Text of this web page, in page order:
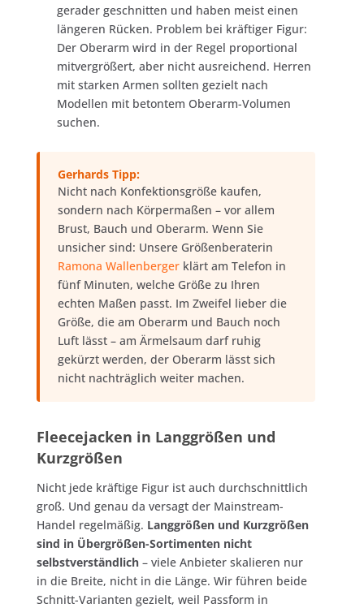
gerader geschnitten und haben meist einen
längeren Rücken. Problem bei kräftiger Figur:
Der Oberarm wird in der Regel proportional
mitvergrößert, aber nicht ausreichend. Herren
mit starken Armen sollten gezielt nach
Modellen mit betontem Oberarm-Volumen
suchen.
Gerhards Tipp:
Nicht nach Konfektionsgröße kaufen,
sondern nach Körpermaßen – vor allem
Brust, Bauch und Oberarm. Wenn Sie
unsicher sind: Unsere Größenberaterin
Ramona Wallenberger klärt am Telefon in
fünf Minuten, welche Größe zu Ihren
echten Maßen passt. Im Zweifel lieber die
Größe, die am Oberarm und Bauch noch
Luft lässt – am Ärmelsaum darf ruhig
gekürzt werden, der Oberarm lässt sich
nicht nachträglich weiter machen.
Fleecejacken in Langgrößen und
Kurzgrößen
Nicht jede kräftige Figur ist auch durchschnittlich
groß. Und genau da versagt der Mainstream-
Handel regelmäßig. Langgrößen und Kurzgrößen
sind in Übergrößen-Sortimenten nicht
selbstverständlich – viele Anbieter skalieren nur
in die Breite, nicht in die Länge. Wir führen beide
Schnitt-Varianten gezielt, weil Passform in